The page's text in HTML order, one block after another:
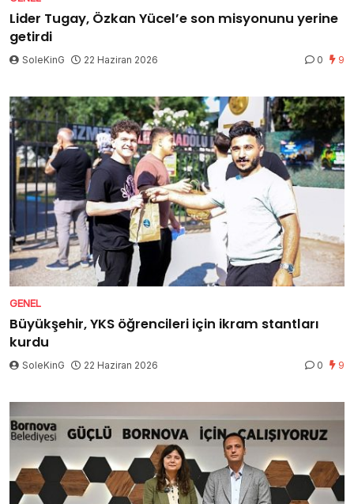
Lider Tugay, Özkan Yücel’e son misyonunu yerine
getirdi
SoleKinG 22 Haziran 2026 0 9
GENEL
Büyükşehir, YKS öğrencileri için ikram stantları
kurdu
SoleKinG 22 Haziran 2026 0 9